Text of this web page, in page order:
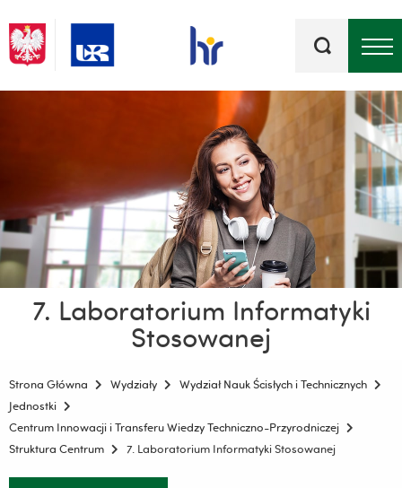
kluczowe
7. Laboratorium Informatyki
Stosowanej
Strona Główna Wydziały
Wydział Nauk Ścisłych i Technicznych
Jednostki
Centrum Innowacji i Transferu Wiedzy Techniczno-Przyrodniczej
Struktura Centrum
7. Laboratorium Informatyki Stosowanej